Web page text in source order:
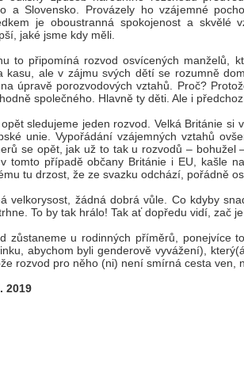
a Slovensko. Provázely ho vzájemné
je oboustranná spokojenost a skvělé
jaké jsme kdy měli.
to připomíná rozvod osvícených manželů,
kasu, ale v zájmu svých dětí se rozumně
úpravě porozvodových vztahů. Proč?
společného. Hlavně ty děti. Ale i
sledujeme jeden rozvod. Velká Británie si
unie. Vypořádání vzájemných vztahů
se opět, jak už to tak u rozvodů – bohužel
tomto případě občany Británie i EU, kašle
tu drzost, že ze svazku odchází, pořádně
velkorysost, žádná dobrá vůle. Co kdyby
To by tak hrálo! Tak ať dopředu vidí, zač
zůstaneme u rodinných příměrů, ponejvíce
abychom byli genderově vyvážení),
rozvod pro něho (ni) není smírná cesta ven,
2019